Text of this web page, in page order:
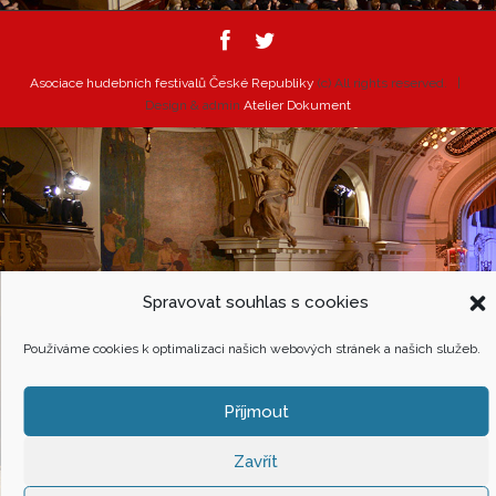
Spravovat souhlas s cookies
Používáme cookies k optimalizaci našich webových stránek a našich služeb.
Příjmout
Zavřít
Asociace hudebních festivalů České Republiky (c) All rights reserved. |
Design & admin Atelier Dokument